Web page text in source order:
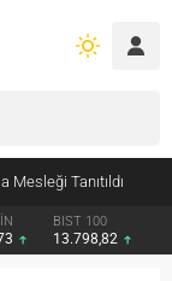
Mesleği Tanıtıldı
BIST 100
13.798,82